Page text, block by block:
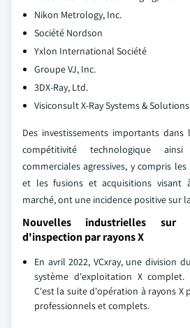
Nikon Metrology, Inc.
Société Nordson
Yxlon International Société
Groupe VJ, Inc.
3DX-Ray, Ltd.
Visiconsult X-Ray Systems &
Des investissements importants
compétitivité technologique
commerciales agressives, y compris
et les fusions et acquisitions visant
marché, ont une incidence positive sur
Nouvelles industrielles sur
d'inspection par rayons X
En avril 2022, VCxray, une division
système d'exploitation X complet.
C'est la suite d'opération à rayons X
professionnels et complets.